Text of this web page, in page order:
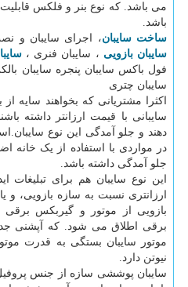
می باشد. که نوع بنر و فلکس قابلیت
باشد.
ساخت سایبان، اجرای سایبان و
سایبان بازویی ، سایبان فنری ،
فول باکس سایبان پنجره سایبان
سایبان چتری
اکثرا مشتریانی که بخواهند سایه
سایبانی با قیمت ارزانتر داشته
جلو آمدگی داشته باشد.
این نوع سایبان هم برای
ارزانتری نسبت به سازه بازویی، و
بازویی از موتور و گیربکس برقی
برقی اطلاق می شود. که آپشنی
نیوتن دارد.
سایبان پوششی سازه از جنس